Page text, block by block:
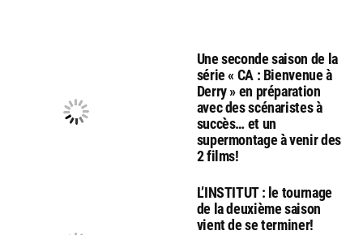
Une seconde saison de la
série « CA : Bienvenue à
Derry » en préparation
avec des scénaristes à
succès… et un
supermontage à venir des
2 films!
L’INSTITUT : le tournage
de la deuxième saison
vient de se terminer!